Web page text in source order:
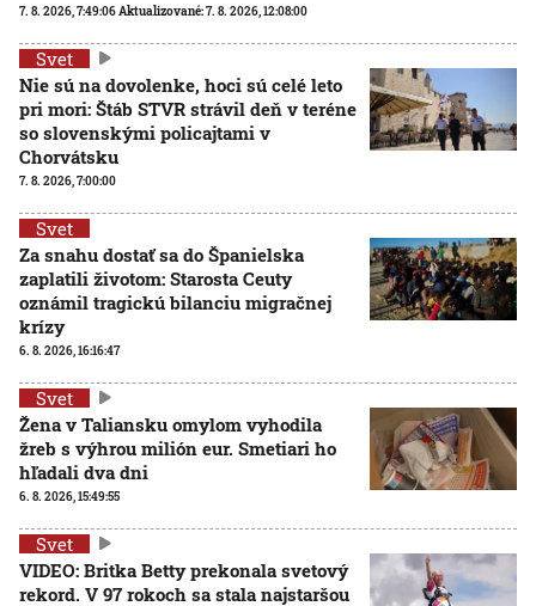
7. 8. 2026, 7:49:06Aktualizované:7. 8. 2026, 12:08:00
Svet
Nie sú na dovolenke, hoci sú celé leto
pri mori: Štáb STVR strávil deň v teréne
so slovenskými policajtami v
Chorvátsku
7. 8. 2026, 7:00:00
Svet
Za snahu dostať sa do Španielska
zaplatili životom: Starosta Ceuty
oznámil tragickú bilanciu migračnej
krízy
6. 8. 2026, 16:16:47
Svet
Žena v Taliansku omylom vyhodila
žreb s výhrou milión eur. Smetiari ho
hľadali dva dni
6. 8. 2026, 15:49:55
Svet
VIDEO: Britka Betty prekonala svetový
rekord. V 97 rokoch sa stala najstaršou